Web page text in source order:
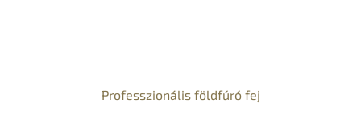
Professzionális földfúró fej